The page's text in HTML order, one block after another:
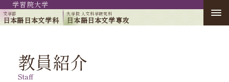
学習院大学
文学部
日本語日本文学科
大学院 人文科学研究科
日本語日本文学専攻
教員紹介
Staff